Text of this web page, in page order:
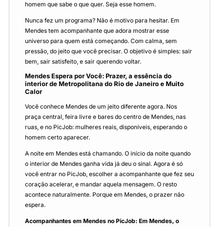
homem que sabe o que quer. Seja esse homem.
Nunca fez um programa? Não é motivo para hesitar. Em
Mendes tem acompanhante que adora mostrar esse
universo para quem está começando. Com calma, sem
pressão, do jeito que você precisar. O objetivo é simples: sair
bem, sair satisfeito, e sair querendo voltar.
Mendes Espera por Você: Prazer, a essência do
interior de Metropolitana do Rio de Janeiro e Muito
Calor
Você conhece Mendes de um jeito diferente agora. Nos
praça central, feira livre e bares do centro de Mendes, nas
ruas, e no PicJob: mulheres reais, disponíveis, esperando o
homem certo aparecer.
A noite em Mendes está chamando. O início da noite quando
o interior de Mendes ganha vida já deu o sinal. Agora é só
você entrar no PicJob, escolher a acompanhante que fez seu
coração acelerar, e mandar aquela mensagem. O resto
acontece naturalmente. Porque em Mendes, o prazer não
espera.
Acompanhantes em Mendes no PicJob: Em Mendes, o